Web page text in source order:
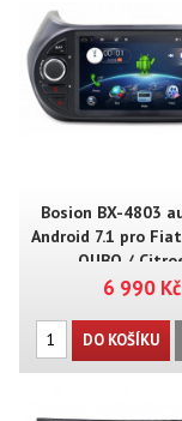
Bosion BX-4803
Android 7.1 pro
QUBO /
6 990 Kč
DO KOŠÍKU